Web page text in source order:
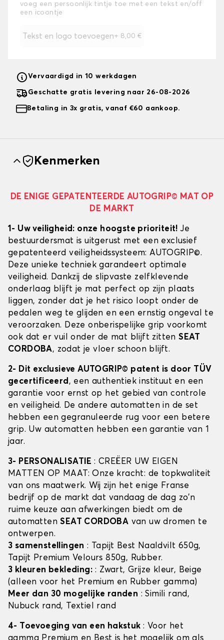
voeg een persoonlijk tintje toe met een tekst en/off
een icoontje
Tekst en logo toevoegen+ 8,00 €
Vervaardigd in 10 werkdagen
Geschatte gratis levering naar 26-08-2026
Betaling in 3x gratis, vanaf €60 aankoop.
Kenmerken
DE ENIGE GEPATENTEERDE AUTOGRIP© MAT OP
DE MARKT
1- Uw veiligheid: onze hoogste prioriteit!Je
bestuurdersmat is uitgerust met een exclusief
gepatenteerd veiligheidssysteem: AUTOGRIP©.
Deze unieke techniek garandeert optimale
veiligheid. Dankzij de slipvaste zelfklevende
onderlaag blijft je mat perfect op zijn plaats
liggen, zonder dat je het risico loopt onder de
pedalen weg te glijden en een ernstig ongeval te
veroorzaken. Deze onberispelijke grip voorkomt
ook dat er vuil onder de mat blijft zittenSEAT
CORDOBA, zodat je vloer schoon blijft.
2- Dit exclusieve AUTOGRIP© patent is door TÜV
gecertificeerd, een authentiek instituut en een
garantie voor ernst op het gebied van controle
en veiligheid. De andere automatten in de set
hebben een gegranuleerde rug voor een betere
grip. Uw automatten hebben een garantie van 1
jaar.
3- PERSONALISATIE: CREËER UW EIGEN
MATTEN OP MAAT: Onze kracht: de topkwaliteit
van ons maatwerk. Wij zijn het enige Franse
bedrijf op de markt dat vandaag de dag zo'n
ruime keuze aan afwerkingen biedt om de
automattenSEAT CORDOBA van uw dromen te
ontwerpen.
3 samenstellingen : Tapijt Best Naaldvilt 650g,
Tapijt Premium Velours 850g, Rubber.
3 kleuren bekleding: : Zwart, Grijze kleur, Beige
(alleen voor het Premium en Rubber gamma)
Meer dan 30 mogelijke randen : Simili rand,
Nubuck rand, Textiel rand
4- Toevoeging van een hakstuk : Voor het